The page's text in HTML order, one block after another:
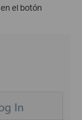
el botón